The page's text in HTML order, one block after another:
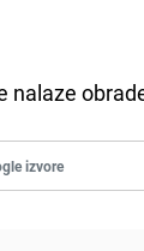
nalaze
izvore